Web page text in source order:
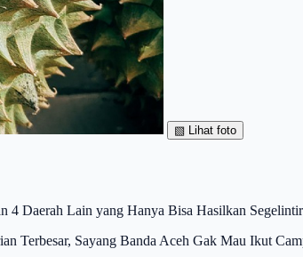
▧ Lihat foto
4 Daerah Lain yang Hanya Bisa Hasilkan
Terbesar, Sayang Banda Aceh Gak Mau Ikut